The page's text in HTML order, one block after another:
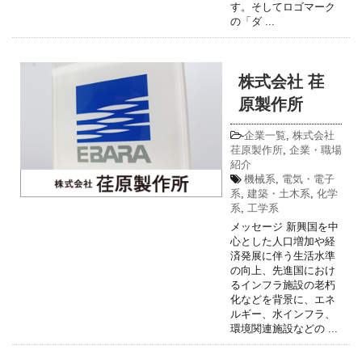
す。そしてロゴマーク
の「ダ ...
株式会社 荏
原製作所
-企業一覧, 株式会社
荏原製作所, 企業・職場
紹介
機械系, 電気・電子
系, 建築・土木系, 化学
系, 工学系
メッセージ 新興国を中
心とした人口増加や経
済発展に伴う生活水準
の向上、先進国におけ
るインフラ施設の老朽
化などを背景に、エネ
ルギー、水インフラ、
環境関連施設などの ...